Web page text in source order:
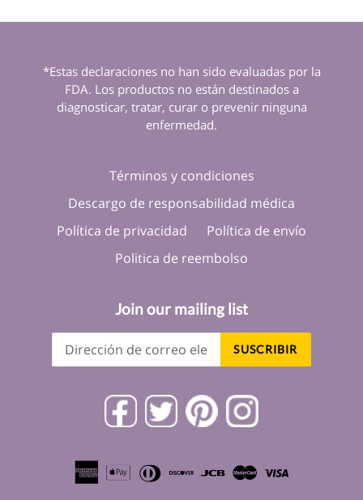
*Estas declaraciones no han sido evaluadas por la
FDA. Los productos no están destinados a
diagnosticar, tratar, curar o prevenir ninguna
enfermedad.
Términos y condiciones
Descargo de responsabilidad médica
Política de privacidad
Política de envío
Politica de reembolso
Join our mailing list
SUSCRIBIR
FacebookTwitterPinterestInstagram